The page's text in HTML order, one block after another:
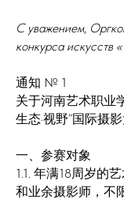
С уважением,
конкурса искусств
通知 № 1
关于河南艺术职业
生态·视野”国际摄
一、参赛对象
1.1. 年满18周岁的
和业余摄影师，不